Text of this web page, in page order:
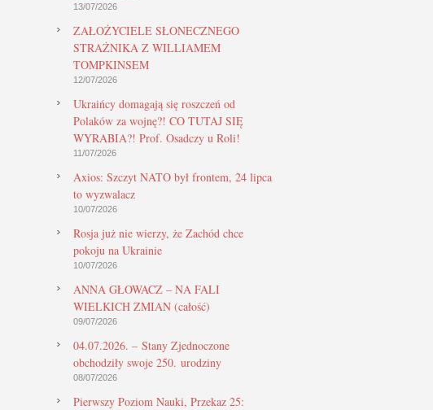
13/07/2026
ZAŁOŻYCIELE SŁONECZNEGO
STRAŻNIKA Z WILLIAMEM
TOMPKINSEM
12/07/2026
Ukraińcy domagają się roszczeń od
Polaków za wojnę?! CO TUTAJ SIĘ
WYRABIA?! Prof. Osadczy u Roli!
11/07/2026
Axios: Szczyt NATO był frontem, 24 lipca
to wyzwalacz
10/07/2026
Rosja już nie wierzy, że Zachód chce
pokoju na Ukrainie
10/07/2026
ANNA GŁOWACZ – NA FALI
WIELKICH ZMIAN (całość)
09/07/2026
04.07.2026. – Stany Zjednoczone
obchodziły swoje 250. urodziny
08/07/2026
Pierwszy Poziom Nauki, Przekaz 25: